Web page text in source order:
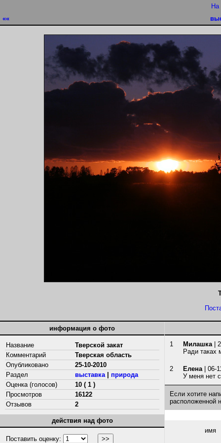
На
««
информация о фото
Название
Тверской закат
Комментарий
Тверская область
Опубликовано
25-10-2010
Раздел
выставка| природа
Оценка (голосов)
10 ( 1 )
Просмотров
16122
Отзывов
2
действия над фото
Поставить оценку:
1 Милашка|
Ради таках
2 Елена| 06-
У меня нет
Если хотите
расположенной
имя